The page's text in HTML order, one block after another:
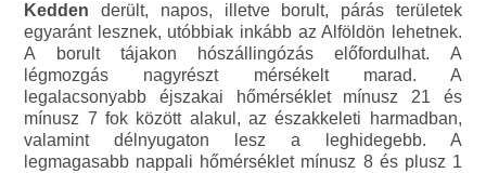
Kedden derült, napos, illetve borult, párás területek
egyaránt lesznek, utóbbiak inkább az Alföldön lehetnek.
A borult tájakon hószállingózás előfordulhat. A
légmozgás nagyrészt mérsékelt marad. A
legalacsonyabb éjszakai hőmérséklet mínusz 21 és
mínusz 7 fok között alakul, az északkeleti harmadban,
valamint délnyugaton lesz a leghidegebb. A
legmagasabb nappali hőmérséklet mínusz 8 és plusz 1